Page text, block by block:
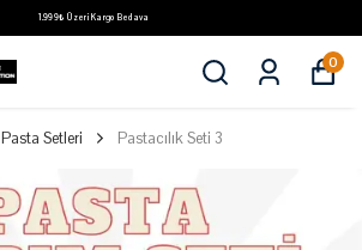
1.999₺ Üzeri Kargo Bedava
0
Pasta Setleri Pastacılık Seti 3